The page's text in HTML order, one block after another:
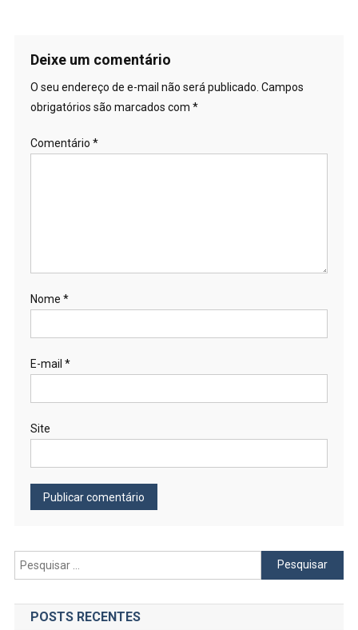
Deixe um comentário
O seu endereço de e-mail não será publicado. Campos
obrigatórios são marcados com *
Comentário *
Nome *
E-mail *
Site
Pesquisar
por:
POSTS RECENTES